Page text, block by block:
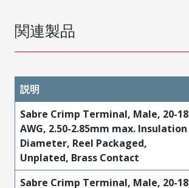
関連製品
説明
Sabre Crimp Terminal, Male, 20-18
AWG, 2.50-2.85mm max. Insulation
Diameter, Reel Packaged,
Unplated, Brass Contact
Sabre Crimp Terminal, Male, 20-18